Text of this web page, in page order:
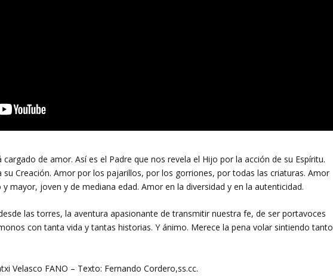
cargado de amor. Así es el Padre que nos revela el Hijo por la acción de su Espíritu.
su Creación. Amor por los pajarillos, por los gorriones, por todas las criaturas. Amor
mayor, joven y de mediana edad. Amor en la diversidad y en la autenticidad.
las torres, la aventura apasionante de transmitir nuestra fe, de ser portavoces
con tanta vida y tantas historias. Y ánimo. Merece la pena volar sintiendo tanto
Velasco FANO – Texto: Fernando Cordero,ss.cc.